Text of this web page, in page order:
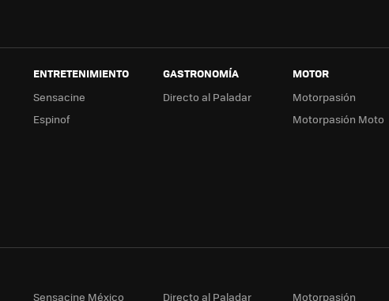
ENTRETENIMIENTO
Sensacine
Espinof
GASTRONOMÍA
Directo al Paladar
MOTOR
Motorpasión
Motorpasión Moto
Sensacine México Directo al Paladar Motorpasión